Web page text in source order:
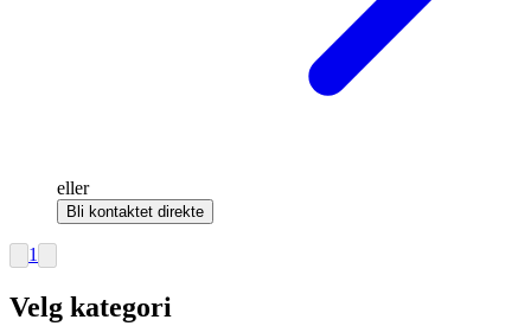
eller
Bli kontaktet direkte
1
Velg kategori